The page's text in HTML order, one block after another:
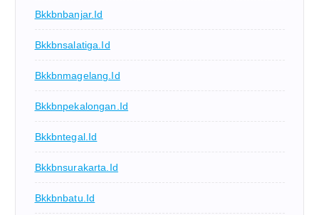
Bkkbnbanjar.id
Bkkbnsalatiga.id
Bkkbnmagelang.id
Bkkbnpekalongan.id
Bkkbntegal.id
Bkkbnsurakarta.id
Bkkbnbatu.id